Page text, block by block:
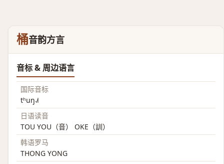
桶音韵方言
音标 & 周边语言
国际音标
tʰuŋ˨˩˦
日语读音
TOU YOU（音） OKE（訓）
韩语罗马
THONG YONG